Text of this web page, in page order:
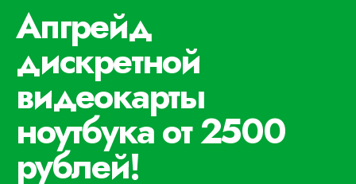
Апгрейд
дискретной
видеокарты
ноутбука от 2500
рублей!